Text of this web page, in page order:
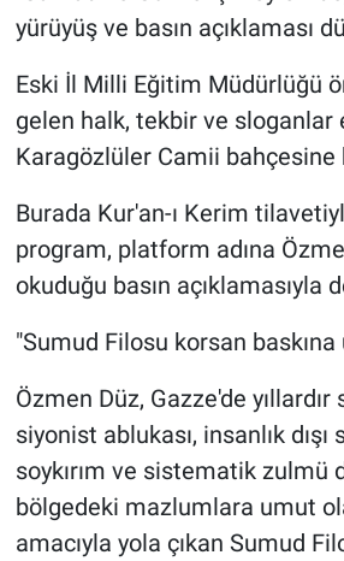
yürüyüş ve basın açıklaması
Eski İl Milli Eğitim Müdürlüğü
gelen halk, tekbir ve sloganlar
Karagözlüler Camii bahçesine
Burada Kur'an-ı Kerim
program, platform adına
okuduğu basın açıklamasıyla
"Sumud Filosu korsan baskına
Özmen Düz, Gazze'de
siyonist ablukası, insanlık dışı
soykırım ve sistematik zulmü
bölgedeki mazlumlara umut
amacıyla yola çıkan Sumud